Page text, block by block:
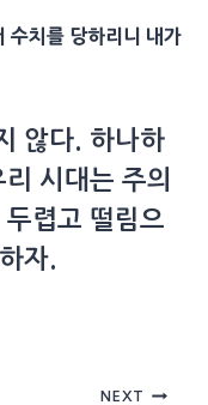
수치를 당하리니 내가
않다. 하나하
시대는 주의
렵고 떨림으
자.
NEXT